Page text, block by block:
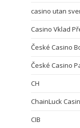
casino utan
Casino Vklad
České Casino
České Casino
CH
ChainLuck
CIB